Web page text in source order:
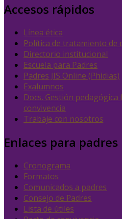
Accesos rápidos
Línea ética
Política de tratamiento de
Directorio institucional
Escuela para Padres
Padres JIS Online (Phidias)
Exalumnos
Docs. Gestión
convivencia
Trabaje con nosotros
Enlaces para padres
Cronograma
Formatos
Comunicados a padres
Consejo de Padres
Lista de útiles